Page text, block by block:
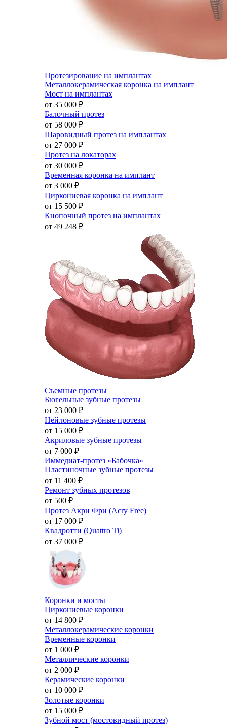
Протезирование на имплантах
Металлокерамическая коронка на имплант
Мост на имплантах
от 35 000 ₽
Балочный протез
от 58 000 ₽
Шаровидный протез на имплантах
от 27 000 ₽
Протез на локаторах
от 30 000 ₽
Временная коронка на имплант
от 3 000 ₽
Циркониевая коронка на имплант
от 15 500 ₽
Кнопочный протез на имплантах
от 49 248 ₽
Съемные протезы
Бюгельные зубные протезы
от 23 000 ₽
Нейлоновые зубные протезы
от 15 000 ₽
Акриловые зубные протезы
от 7 000 ₽
Иммедиат-протез «Бабочка»
Пластиночные зубные протезы
от 11 400 ₽
Ремонт зубных протезов
от 500 ₽
Протез Акри Фри (Acry Free)
от 17 000 ₽
Квадротти (Quattro Ti)
от 37 000 ₽
Коронки и мосты
Циркониевые коронки
от 14 800 ₽
Металлокерамические коронки
Временные коронки
от 1 000 ₽
Металлические коронки
от 2 000 ₽
Керамические коронки
от 10 000 ₽
Золотые коронки
от 15 000 ₽
Зубной мост (мостовидный протез)